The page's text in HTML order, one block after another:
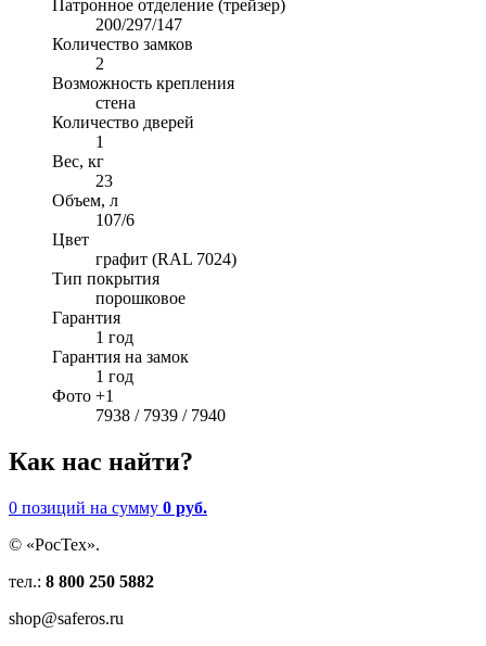
Патронное отделение (трейзер)
200/297/147
Количество замков
2
Возможность крепления
стена
Количество дверей
1
Вес, кг
23
Объем, л
107/6
Цвет
графит (RAL 7024)
Тип покрытия
порошковое
Гарантия
1 год
Гарантия на замок
1 год
Фото +1
7938 / 7939 / 7940
Как нас найти?
0 позиций на сумму 0 руб.
© «РосТех».
тел.: 8 800 250 5882
shop@saferos.ru